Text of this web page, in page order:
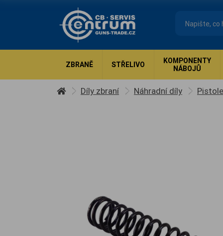
ZBRANĚ STŘELIVO
KOMPONENTY
NÁBOJŮ
Díly zbraní Náhradní díly Pistole